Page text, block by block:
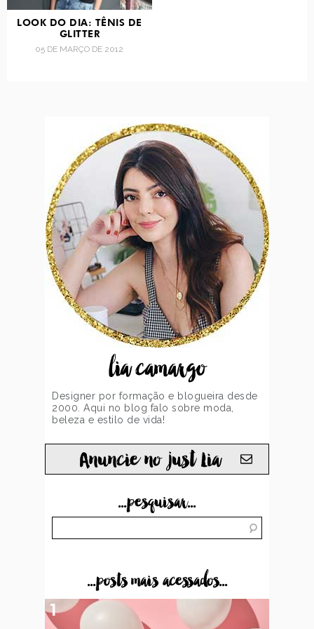
LOOK DO DIA: TÊNIS DE
GLITTER
05 DE MARÇO DE 2012
lia camargo
Designer por formação e blogueira desde
2000. Aqui no blog falo sobre moda,
beleza e estilo de vida!
Anuncie no just Lia
...pesquisar...
...posts mais acessados...
1